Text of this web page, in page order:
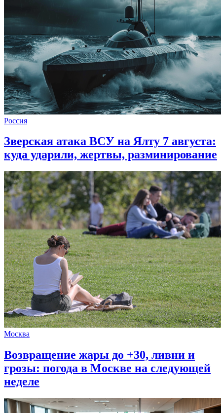
Россия
Зверская атака ВСУ на Ялту 7 августа:
куда ударили, жертвы, разминирование
Москва
Возвращение жары до +30, ливни и
грозы: погода в Москве на следующей
неделе